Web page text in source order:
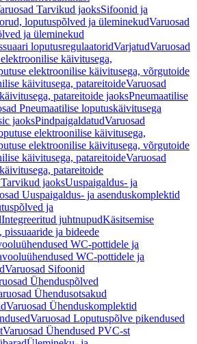
Tarvikud jaoksSifoonid ja
loputuspõlved ja üleminekudVaruosad
ja üleminekud
loputusregulaatoridVarjatudVaruosad
käivitusega,
elektroonilise käivitusega, võrgutoide
käivitusega, patareitoideVaruosad
patareitoide jaoksPneumaatilise
Pneumaatilise loputuskäivitusega
jaoksPindpaigaldatudVaruosad
elektroonilise käivitusega,
elektroonilise käivitusega, võrgutoide
käivitusega, patareitoideVaruosad
patareitoide
jaoksUuspaigaldus- ja
Uuspaigaldus- ja asenduskomplektid
ja
Integreeritud juhtnupudKäsitsemise
ja bideede
WC-pottidele ja
WC-pottidele ja
Varuosad Sifoonid
Ühenduspõlved
Ühendusotsakud
Varuosad Ühenduskomplektid
Varuosad Loputuspõlve pikendused
Varuosad Ühendused PVC-st